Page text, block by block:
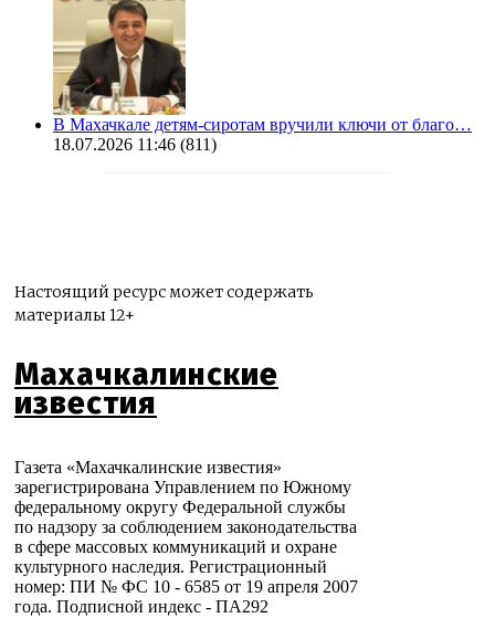
В Махачкале детям-сиротам вручили ключи от благо…
18.07.2026 11:46 (811)
Настоящий ресурс может содержать
материалы 12+
Махачкалинские
известия
Газета «Махачкалинские известия»
зарегистрирована Управлением по Южному
федеральному округу Федеральной службы
по надзору за соблюдением законодательства
в сфере массовых коммуникаций и охране
культурного наследия. Регистрационный
номер: ПИ № ФС 10 - 6585 от 19 апреля 2007
года. Подписной индекс - ПА292